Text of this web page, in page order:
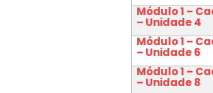
Módulo 1 –
– Unidade 4
Módulo 1 –
– Unidade 6
Módulo 1 –
– Unidade 8